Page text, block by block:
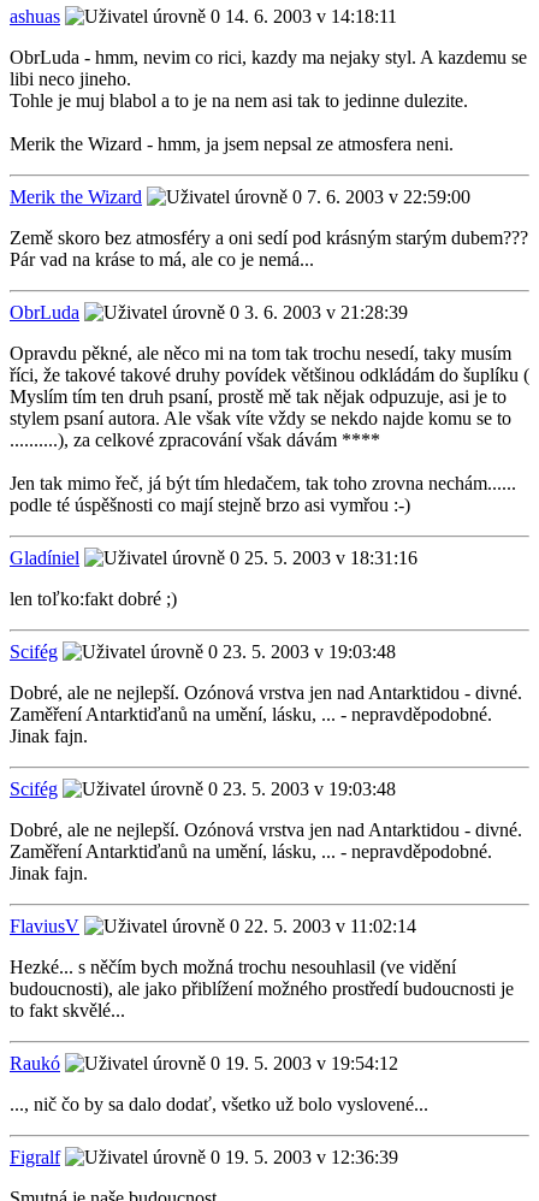
ashuas
14. 6. 2003 v 14:18:11
ObrLuda - hmm, nevim co rici, kazdy ma nejaky styl. A kazdemu se
libi neco jineho.
Tohle je muj blabol a to je na nem asi tak to jedinne dulezite.
Merik the Wizard - hmm, ja jsem nepsal ze atmosfera neni.
Merik the Wizard
7. 6. 2003 v 22:59:00
Země skoro bez atmosféry a oni sedí pod krásným starým dubem???
Pár vad na kráse to má, ale co je nemá...
ObrLuda
3. 6. 2003 v 21:28:39
Opravdu pěkné, ale něco mi na tom tak trochu nesedí, taky musím
říci, že takové takové druhy povídek většinou odkládám do šuplíku (
Myslím tím ten druh psaní, prostě mě tak nějak odpuzuje, asi je to
stylem psaní autora. Ale však víte vždy se nekdo najde komu se to
..........), za celkové zpracování však dávám ****
Jen tak mimo řeč, já být tím hledačem, tak toho zrovna nechám......
podle té úspěšnosti co mají stejně brzo asi vymřou :-)
Gladíniel
25. 5. 2003 v 18:31:16
len toľko:fakt dobré ;)
Scifég
23. 5. 2003 v 19:03:48
Dobré, ale ne nejlepší. Ozónová vrstva jen nad Antarktidou - divné.
Zaměření Antarktiďanů na umění, lásku, ... - nepravděpodobné.
Jinak fajn.
Scifég
23. 5. 2003 v 19:03:48
Dobré, ale ne nejlepší. Ozónová vrstva jen nad Antarktidou - divné.
Zaměření Antarktiďanů na umění, lásku, ... - nepravděpodobné.
Jinak fajn.
FlaviusV
22. 5. 2003 v 11:02:14
Hezké... s něčím bych možná trochu nesouhlasil (ve vidění
budoucnosti), ale jako přiblížení možného prostředí budoucnosti je
to fakt skvělé...
Raukó
19. 5. 2003 v 19:54:12
..., nič čo by sa dalo dodať, všetko už bolo vyslovené...
Figralf
19. 5. 2003 v 12:36:39